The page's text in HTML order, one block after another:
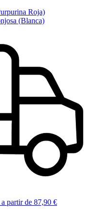
Roja)
(Blanca)
a partir de 87,90 €